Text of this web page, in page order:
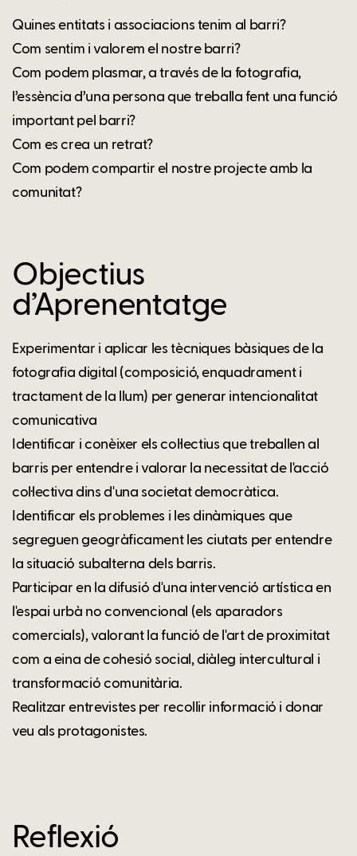
Quines entitats i associacions tenim al barri?
Com sentim i valorem el nostre barri?
Com podem plasmar, a través de la fotografia,
l’essència d’una persona que treballa fent una funció
important pel barri?
Com es crea un retrat?
Com podem compartir el nostre projecte amb la
comunitat?
Objectius
d’Aprenentatge
Experimentar i aplicar les tècniques bàsiques de la
fotografia digital (composició, enquadrament i
tractament de la llum) per generar intencionalitat
comunicativa
Identificar i conèixer els col·lectius que treballen al
barris per entendre i valorar la necessitat de l'acció
col·lectiva dins d'una societat democràtica.
Identificar els problemes i les dinàmiques que
segreguen geogràficament les ciutats per entendre
la situació subalterna dels barris.
Participar en la difusió d'una intervenció artística en
l'espai urbà no convencional (els aparadors
comercials), valorant la funció de l'art de proximitat
com a eina de cohesió social, diàleg intercultural i
transformació comunitària.
Realitzar entrevistes per recollir informació i donar
veu als protagonistes.
Reflexió